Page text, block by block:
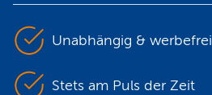
Unabhängig & werbefrei
Stets am Puls der Zeit